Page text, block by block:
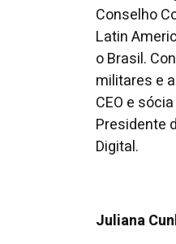
Conselho
Latin
o Brasil.
militares e
CEO e
Presidente
Digital.
Juliana